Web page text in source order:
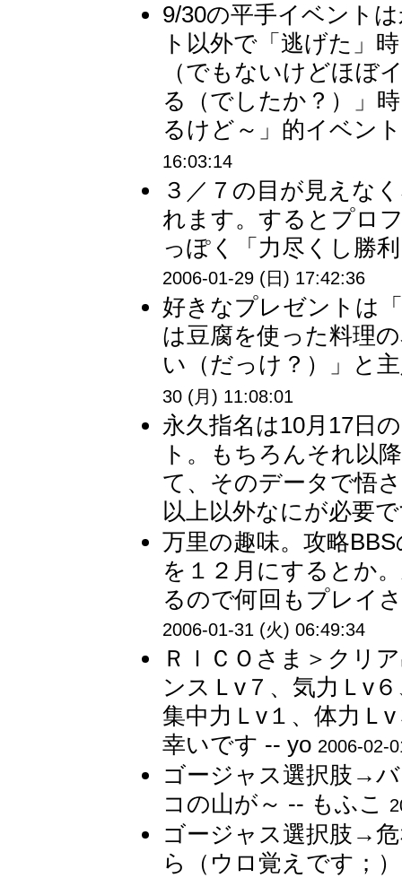
9/30の平手イベント
ト以外で「逃げた」
（でもないけどほぼ
る（でしたか？）」
るけど～」的イベン
16:03:14
３／７の目が見えな
れます。するとプロ
っぽく「力尽くし勝
2006-01-29 (日) 17:42:36
好きなプレゼントは
は豆腐を使った料理
い（だっけ？）」と
30 (月) 11:08:01
永久指名は10月17日
ト。もちろんそれ以
て、そのデータで悟
以上以外なにが必要
万里の趣味。攻略
を１２月にするとか
るので何回もプレイ
2006-01-31 (火) 06:49:34
ＲＩＣＯさま＞クリ
ンスＬv７、気力Ｌv
集中力Ｌv１、体力Ｌ
幸いです -- yo 2006-02-
ゴージャス選択肢→
コの山が～ -- もふこ
ゴージャス選択肢→
ら（ウロ覚えです；